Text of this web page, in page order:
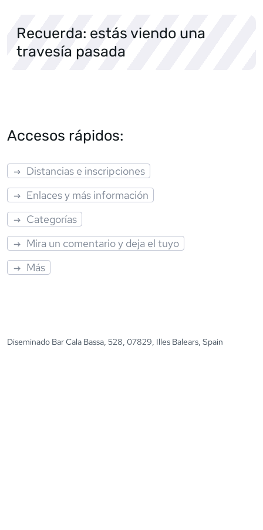
Recuerda: estás viendo una
travesía pasada
Accesos rápidos:
Distancias e inscripciones
Enlaces y más información
Categorías
Mira un comentario y deja el tuyo
Más
Diseminado Bar Cala Bassa, 528, 07829, Illes Balears, Spain